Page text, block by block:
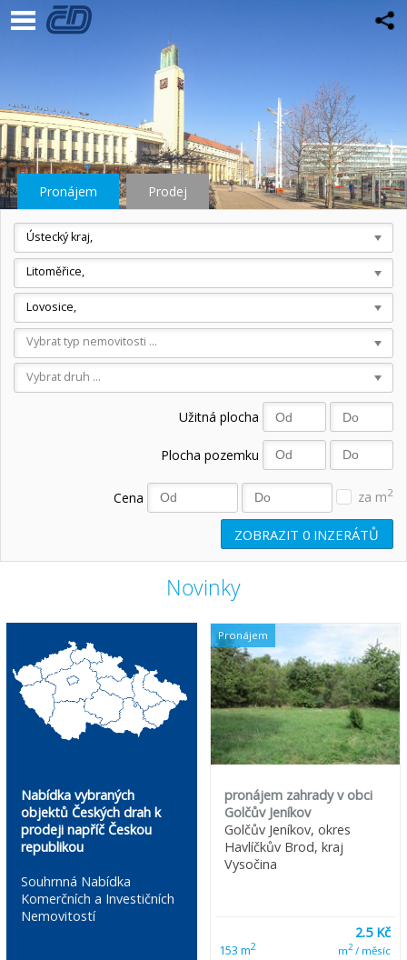
Pronájem Prodej
Ústecký kraj,
Litoměřice,
Lovosice,
Vybrat typ nemovitosti ...
Vybrat druh ...
Užitná plocha
Plocha pozemku
Cena za m2
ZOBRAZIT0 INZERÁTŮ
Novinky
Nabídka vybraných
objektů Českých drah k
prodeji napříč Českou
republikou
Souhrnná Nabídka
Komerčních a Investičních
Nemovitostí
Pronájem
pronájem zahrady v obci
Golčův Jeníkov
Golčův Jeníkov, okres
Havlíčkův Brod, kraj
Vysočina
153 m2
2.5 Kč
m2/ měsíc